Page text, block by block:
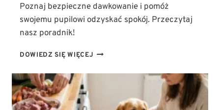
Poznaj bezpieczne dawkowanie i pomóż
swojemu pupilowi odzyskać spokój. Przeczytaj
nasz poradnik!
DOWIEDZ SIĘ WIĘCEJ JAK
OLEJ